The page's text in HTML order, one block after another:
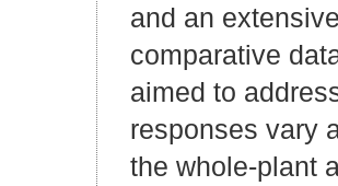
and an
comparative
aimed to
responses vary
the whole-plant